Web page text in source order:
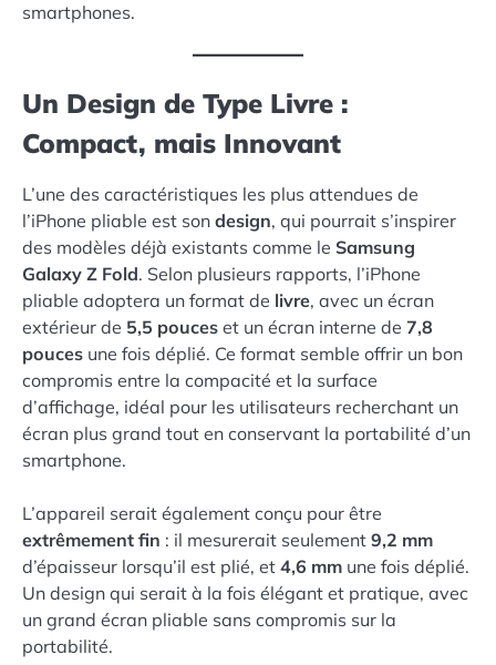
smartphones.
Un Design de Type Livre :
Compact, mais Innovant
L’une des caractéristiques les plus attendues de
l’iPhone pliable est son design, qui pourrait s’inspirer
des modèles déjà existants comme le Samsung
Galaxy Z Fold. Selon plusieurs rapports, l’iPhone
pliable adoptera un format de livre, avec un écran
extérieur de 5,5 pouces et un écran interne de 7,8
pouces une fois déplié. Ce format semble offrir un bon
compromis entre la compacité et la surface
d’affichage, idéal pour les utilisateurs recherchant un
écran plus grand tout en conservant la portabilité d’un
smartphone.
L’appareil serait également conçu pour être
extrêmement fin : il mesurerait seulement 9,2 mm
d’épaisseur lorsqu’il est plié, et 4,6 mm une fois déplié.
Un design qui serait à la fois élégant et pratique, avec
un grand écran pliable sans compromis sur la
portabilité.